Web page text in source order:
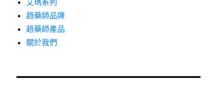
艾瑪系列
趙藥師品牌
趙藥師產品
關於我們